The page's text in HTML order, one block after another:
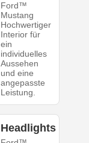
Ford™
Mustang
Hochwertiger
Interior für
ein
individuelles
Aussehen
und eine
angepasste
Leistung.
Headlights